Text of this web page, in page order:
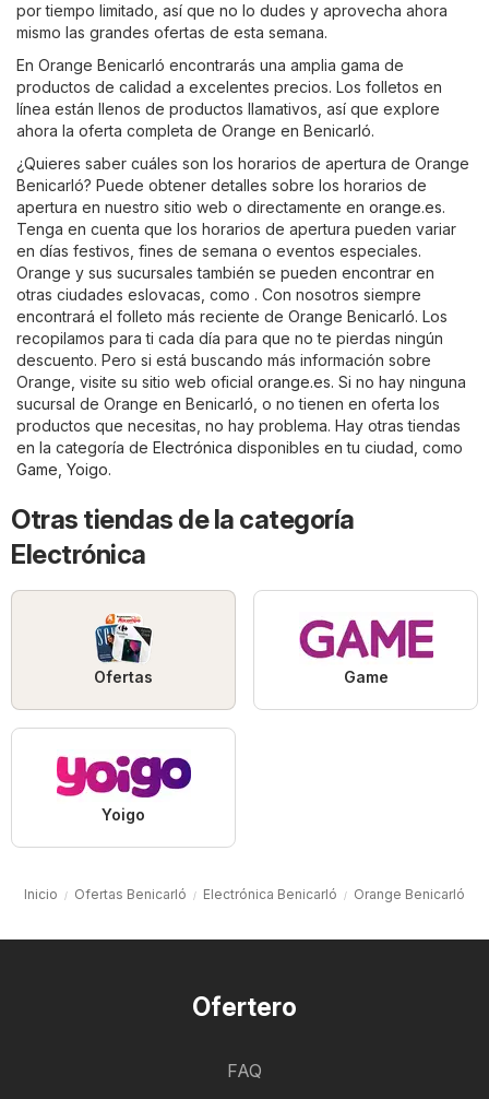
por tiempo limitado, así que no lo dudes y aprovecha ahora
mismo las grandes ofertas de esta semana.
En Orange Benicarló encontrarás una amplia gama de
productos de calidad a excelentes precios. Los folletos en
línea están llenos de productos llamativos, así que explore
ahora la oferta completa de Orange en Benicarló.
¿Quieres saber cuáles son los horarios de apertura de Orange
Benicarló? Puede obtener detalles sobre los horarios de
apertura en nuestro sitio web o directamente en orange.es.
Tenga en cuenta que los horarios de apertura pueden variar
en días festivos, fines de semana o eventos especiales.
Orange y sus sucursales también se pueden encontrar en
otras ciudades eslovacas, como . Con nosotros siempre
encontrará el folleto más reciente de Orange Benicarló. Los
recopilamos para ti cada día para que no te pierdas ningún
descuento. Pero si está buscando más información sobre
Orange, visite su sitio web oficial orange.es. Si no hay ninguna
sucursal de Orange en Benicarló, o no tienen en oferta los
productos que necesitas, no hay problema. Hay otras tiendas
en la categoría de Electrónica disponibles en tu ciudad, como
Game Yoigo.
Otras tiendas de la categoría
Electrónica
Ofertas Game
Yoigo
Inicio Ofertas Benicarló Electrónica Benicarló Orange Benicarló
Ofertero
FAQ